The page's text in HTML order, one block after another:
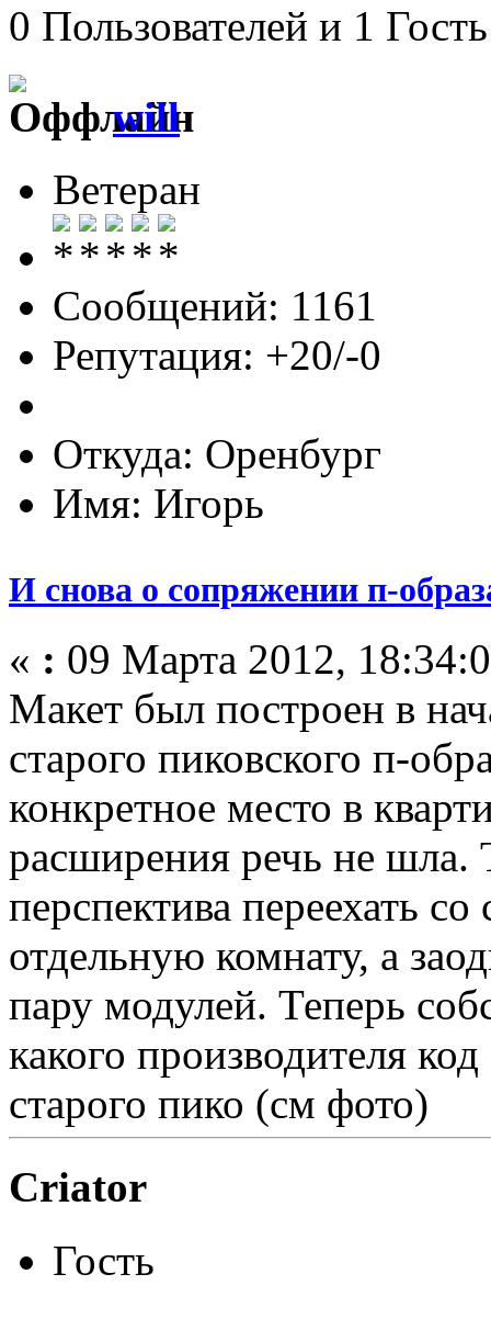
0 Пользователей и 1
will
Ветеран
Сообщений: 1161
Репутация: +20/-0
Откуда: Оренбург
Имя: Игорь
И снова о сопряжении п-
« : 09 Марта 2012,
Макет был построен в
старого пиковского п-
конкретное место в
расширения речь не шла.
перспектива переехать
отдельную комнату, а
пару модулей. Теперь
какого производителя
старого пико (см фото)
Criator
Гость